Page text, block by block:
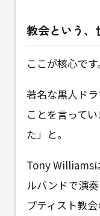
教会という、
ここが核心です。
著名な黒人ド
ことを言って
た」と。
Tony Williams
ルバンドで演
プティスト教会